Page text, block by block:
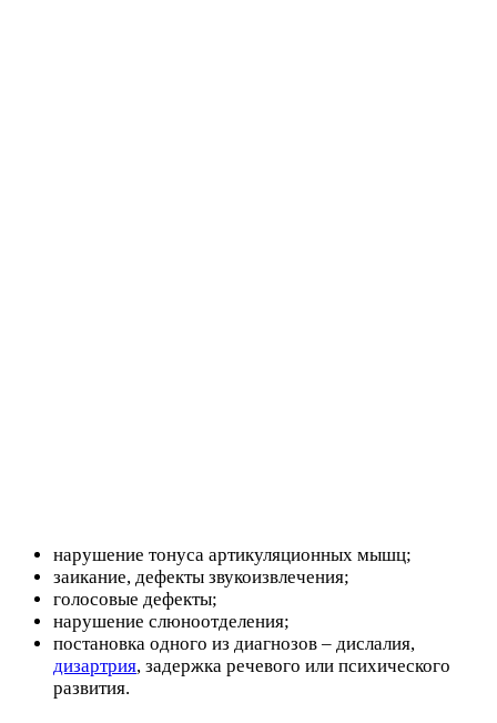
нарушение тонуса артикуляционных мышц;
заикание, дефекты звукоизвлечения;
голосовые дефекты;
нарушение слюноотделения;
постановка одного из диагнозов – дислалия,
дизартрия, задержка речевого или психического
развития.